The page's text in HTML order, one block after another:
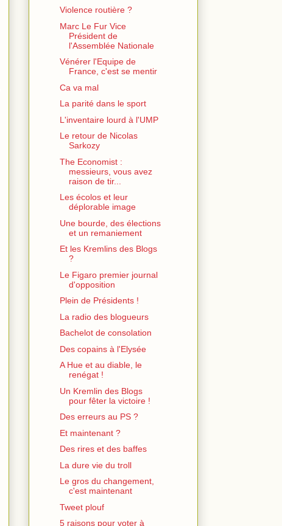
Violence routière ?
Marc Le Fur Vice
Président de
l'Assemblée Nationale
Vénérer l'Equipe de
France, c'est se mentir
Ca va mal
La parité dans le sport
L'inventaire lourd à l'UMP
Le retour de Nicolas
Sarkozy
The Economist :
messieurs, vous avez
raison de tir...
Les écolos et leur
déplorable image
Une bourde, des élections
et un remaniement
Et les Kremlins des Blogs
?
Le Figaro premier journal
d'opposition
Plein de Présidents !
La radio des blogueurs
Bachelot de consolation
Des copains à l'Elysée
A Hue et au diable, le
renégat !
Un Kremlin des Blogs
pour fêter la victoire !
Des erreurs au PS ?
Et maintenant ?
Des rires et des baffes
La dure vie du troll
Le gros du changement,
c'est maintenant
Tweet plouf
5 raisons pour voter à